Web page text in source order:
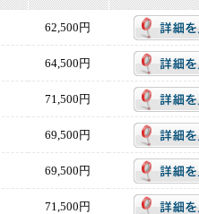
62,500円
64,500円
71,500円
69,500円
69,500円
71,500円